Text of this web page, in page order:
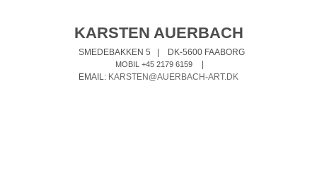
KARSTEN AUERBACH
SMEDEBAKKEN 5 | DK-5600 FAABORG
MOBIL +45 2179 6159
|
EMAIL: KARSTEN@AUERBACH-ART.DK